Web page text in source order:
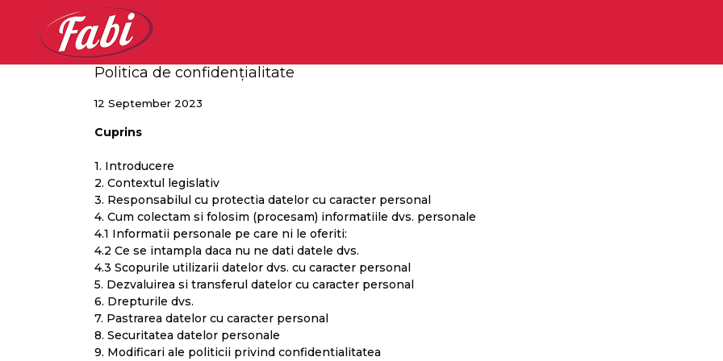
Politica de confidențialitate
12 September 2023
Cuprins
1. Introducere
2. Contextul legislativ
3. Responsabilul cu protectia datelor cu caracter personal
4. Cum colectam si folosim (procesam) informatiile dvs. personale
4.1 Informatii personale pe care ni le oferiti:
4.2 Ce se intampla daca nu ne dati datele dvs.
4.3 Scopurile utilizarii datelor dvs. cu caracter personal
5. Dezvaluirea si transferul datelor cu caracter personal
6. Drepturile dvs.
7. Pastrarea datelor cu caracter personal
8. Securitatea datelor personale
9. Modificari ale politicii privind confidentialitatea